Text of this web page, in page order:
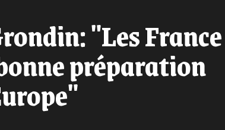
"Les France
préparation